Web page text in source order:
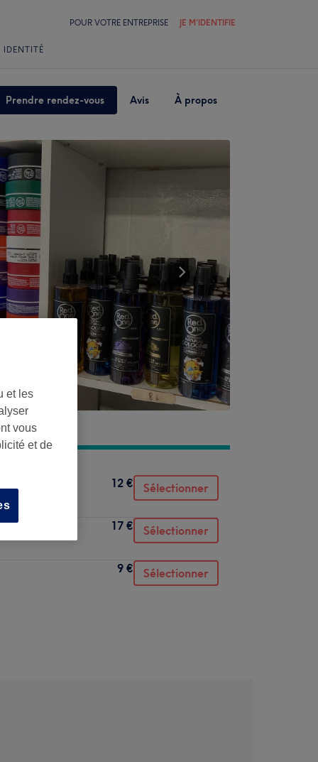
POUR VOTRE ENTREPRISE JE M'IDENTIFIE
IDENTITÉ
Prendre rendez-vous Avis À propos
12 € Sélectionner
17 € Sélectionner
9 € Sélectionner
et les
vous
et de